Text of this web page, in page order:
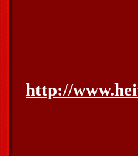
http://